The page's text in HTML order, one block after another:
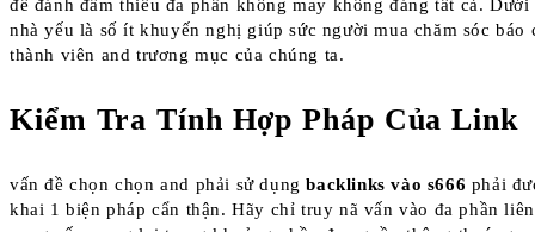
để đánh đấm thiểu đa phần không may không đáng tất cả. Dưới
nhà yếu là số ít khuyến nghị giúp sức người mua chăm sóc báo
thành viên and trương mục của chúng ta.
Kiểm Tra Tính Hợp Pháp Của Link
vấn đề chọn chọn and phải sử dụngbacklinks vào s666 phải
khai 1 biện pháp cẩn thận. Hãy chỉ truy nã vấn vào đa phần